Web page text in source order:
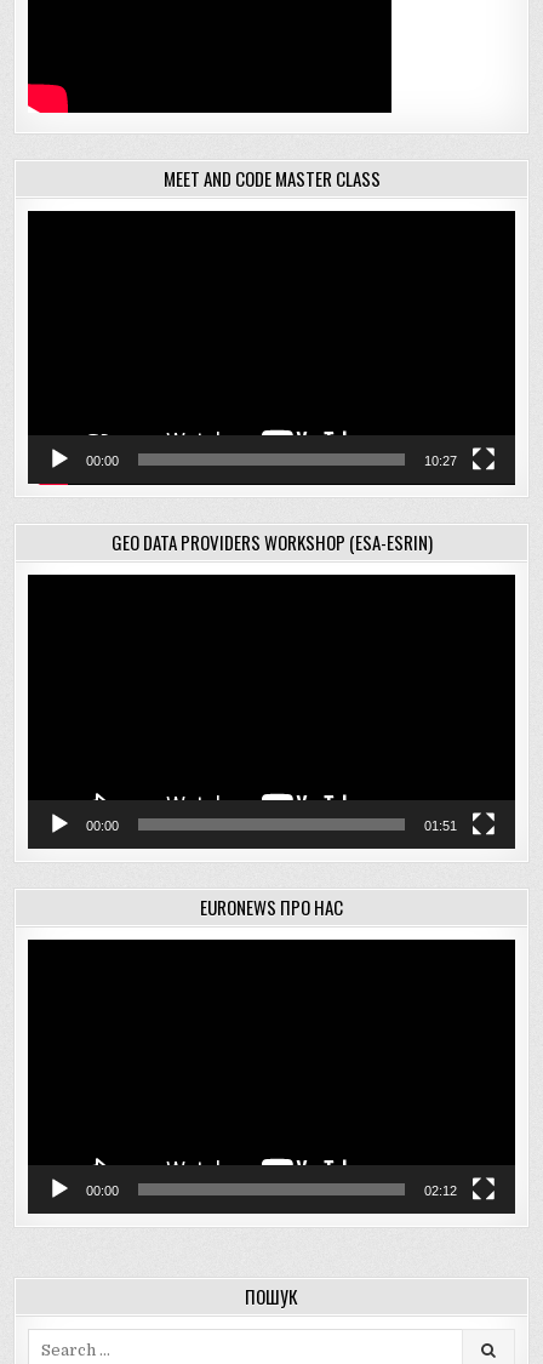
MEET AND CODE MASTER CLASS
00:00 10:27
GEO DATA PROVIDERS WORKSHOP (ESA-ESRIN)
00:00 01:51
EURONEWS ПРО НАС
00:00 02:12
ПОШУК